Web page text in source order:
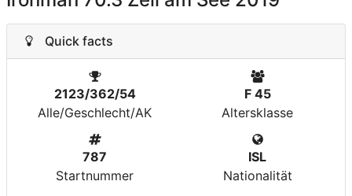
Quick facts
2123/362/54
Alle/Geschlecht/AK
F 45
Altersklasse
787
Startnummer
ISL
Nationalität